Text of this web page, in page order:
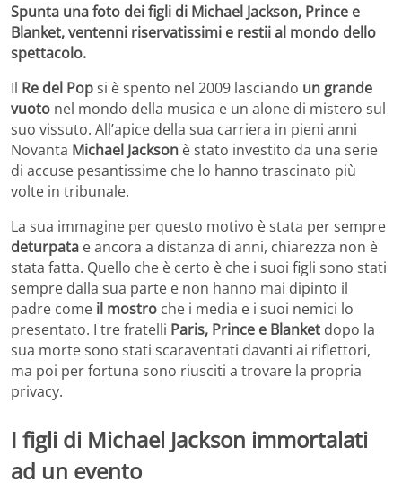
Spunta una foto dei figli di Michael Jackson, Prince e
Blanket, ventenni riservatissimi e restii al mondo dello
spettacolo.
Il Re del Popsi è spento nel 2009 lasciando un grande
vuoto nel mondo della musica e un alone di mistero sul
suo vissuto. All’apice della sua carriera in pieni anni
Novanta Michael Jackson è stato investito da una serie
di accuse pesantissime che lo hanno trascinato più
volte in tribunale.
La sua immagine per questo motivo è stata per sempre
deturpata e ancora a distanza di anni, chiarezza non è
stata fatta. Quello che è certo è che i suoi figli sono stati
sempre dalla sua parte e non hanno mai dipinto il
padre come il mostro che i media e i suoi nemici lo
presentato. I tre fratelli Paris, Prince e Blanket dopo la
sua morte sono stati scaraventati davanti ai riflettori,
ma poi per fortuna sono riusciti a trovare la propria
privacy.
I figli di Michael Jackson immortalati
ad un evento